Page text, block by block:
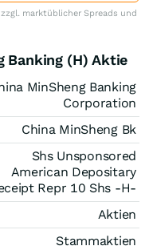
marktüblicher Spreads und
Banking (H) Aktie
MinSheng Banking
Corporation
China MinSheng Bk
Shs Unsponsored
American Depositary
Repr 10 Shs -H-
Aktien
Stammaktien